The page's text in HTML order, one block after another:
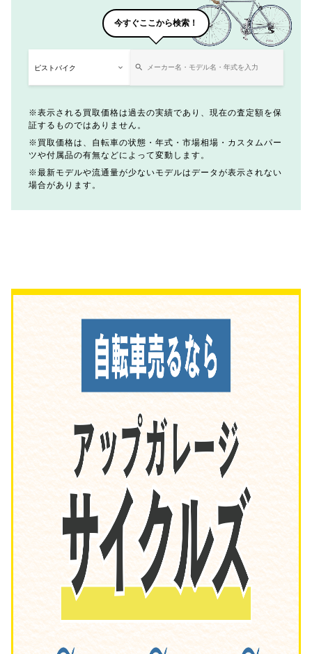
今すぐここから検索！
表示される買取価格は過去の実績であり、現在の査定額を保
証するものではありません。
買取価格は、自転車の状態・年式・市場相場・カスタムパー
ツや付属品の有無などによって変動します。
最新モデルや流通量が少ないモデルはデータが表示されない
場合があります。